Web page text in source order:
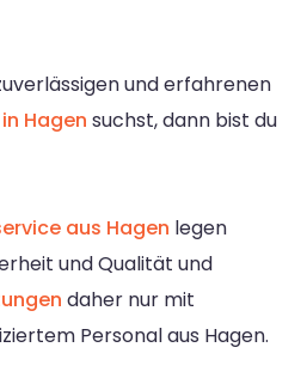
und erfahrenen
Hagen suchst, dann bist du
aus Hagen legen
und Qualität und
daher nur mit
Personal aus Hagen.